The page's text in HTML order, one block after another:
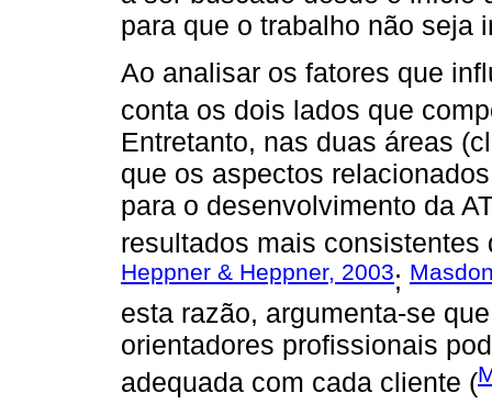
para que o trabalho não seja
Ao analisar os fatores que
conta os dois lados que
Entretanto, nas duas áreas
que os aspectos
para o desenvolvimento da
resultados mais consistentes
Heppner & Heppner, 2003;
esta razão, argumenta-se
orientadores profissionais
adequada com cada cliente (